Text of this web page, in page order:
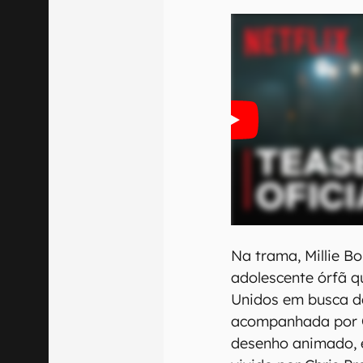
Na trama, Millie
adolescente órfã
Unidos em busca
acompanhada por
desenho